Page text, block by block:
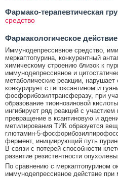
Фармако-терапевтическая
средство
Фармакологическое действие
Иммунодепрессивное средство,
меркаптопурина, конкурентный
химическому строению близок к
иммунодепрессивное и
метаболические реакции, нарушает
конкурирует с гипоксантином и
фосфорибозилтрансферазу, при
образование тиоинозиновой
ингибирует ряд реакций с
превращение в ксантиновую и
метилирования ТИК образуется
глютамин-5-
фермент, инициирующий путь
В связи с потерей способности
развитие резистентности
По сравнению с меркаптопурином
иммунодепрессивное действие при